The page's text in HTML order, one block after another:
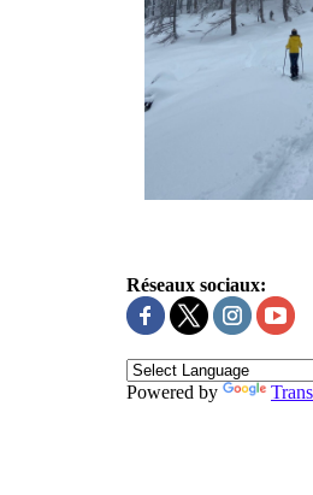
Réseaux sociaux:
Powered by